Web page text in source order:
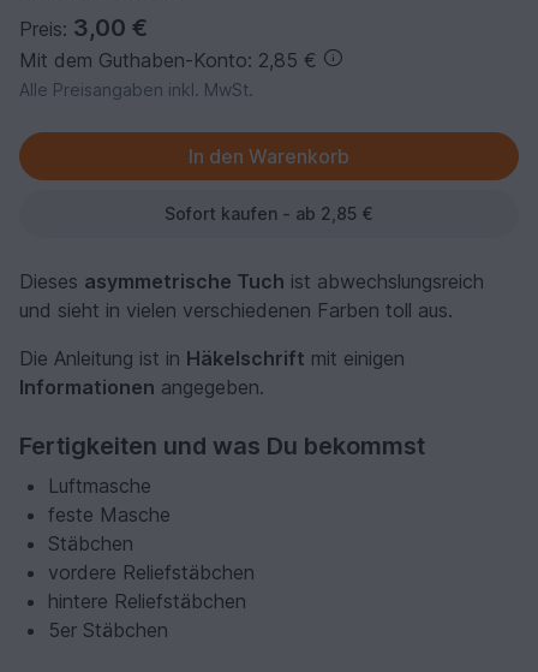
Preis: 3,00 €
Mit dem Guthaben-Konto: 2,85 €
Alle Preisangaben inkl. MwSt.
Sofort kaufen - ab 2,85 €
Dieses asymmetrische Tuch ist abwechslungsreich
und sieht in vielen verschiedenen Farben toll aus.
Die Anleitung ist in Häkelschrift mit einigen
Informationen angegeben.
Fertigkeiten und was Du bekommst
Luftmasche
feste Masche
Stäbchen
vordere Reliefstäbchen
hintere Reliefstäbchen
5er Stäbchen